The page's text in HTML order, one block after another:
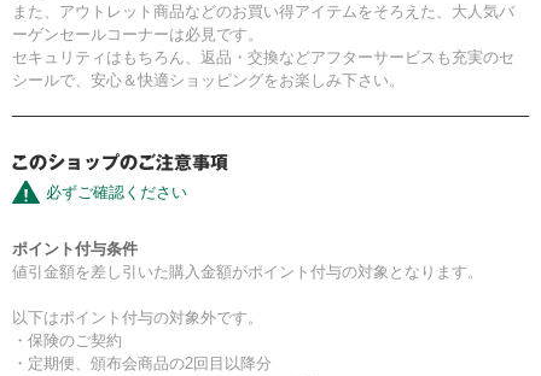
また、アウトレット商品などのお買い得アイテムをそろえた、大人気バ
ーゲンセールコーナーは必見です。
セキュリティはもちろん、返品・交換などアフターサービスも充実のセ
シールで、安心＆快適ショッピングをお楽しみ下さい。
必ずご確認ください
ポイント付与条件
値引金額を差し引いた購入金額がポイント付与の対象となります。
以下はポイント付与の対象外です。
・保険のご契約
・定期便、頒布会商品の2回目以降分